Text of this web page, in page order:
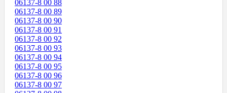
06137-8 00 88
06137-8 00 89
06137-8 00 90
06137-8 00 91
06137-8 00 92
06137-8 00 93
06137-8 00 94
06137-8 00 95
06137-8 00 96
06137-8 00 97